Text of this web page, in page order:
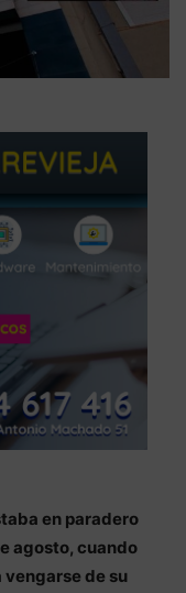
en paradero
agosto, cuando
vengarse de su